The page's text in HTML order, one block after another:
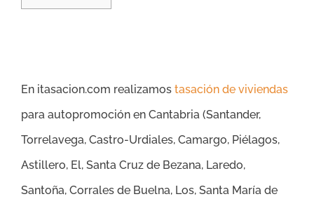
En itasacion.com realizamos tasación de viviendas
para autopromoción en Cantabria (Santander,
Torrelavega, Castro-Urdiales, Camargo, Piélagos,
Astillero, El, Santa Cruz de Bezana, Laredo,
Santoña, Corrales de Buelna, Los, Santa María de